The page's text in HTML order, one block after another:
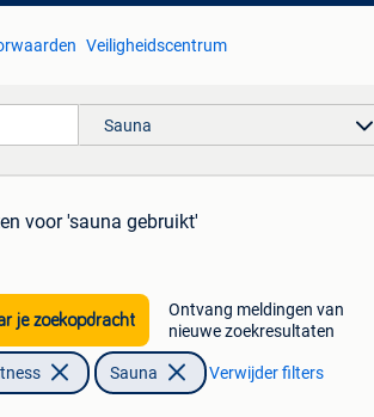
Veiligheidscentrum
Sauna
voor 'sauna gebruikt'
je zoekopdracht
Ontvang meldingen van
nieuwe zoekresultaten
Sauna Verwijder filters